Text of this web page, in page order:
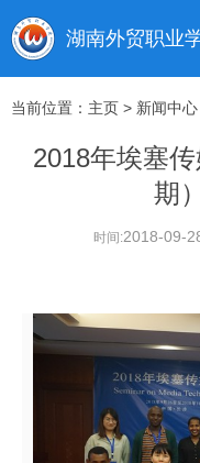
当前位置： 主页 > 新闻中心
2018年埃塞
期
时间:2018-09-